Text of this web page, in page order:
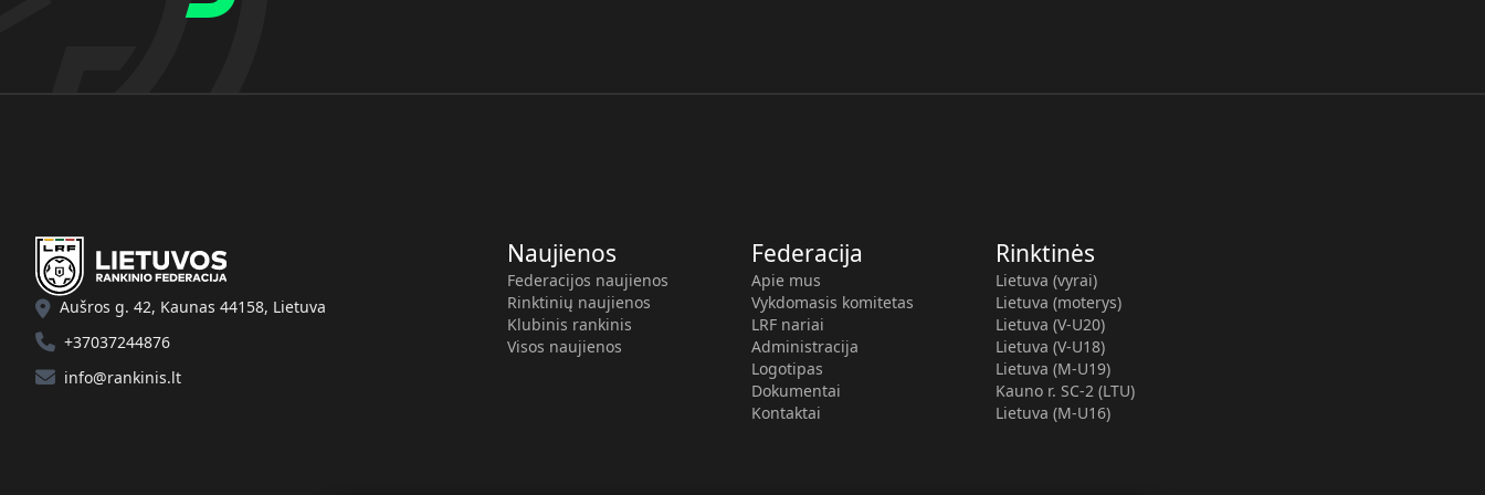
Aušros g. 42, Kaunas 44158, Lietuva
+37037244876
info@rankinis.lt
Naujienos
Federacijos naujienos
Rinktinių naujienos
Klubinis rankinis
Visos naujienos
Federacija
Apie mus
Vykdomasis komitetas
LRF nariai
Administracija
Logotipas
Dokumentai
Kontaktai
Rinktinės
Lietuva (vyrai)
Lietuva (moterys)
Lietuva (V-U20)
Lietuva (V-U18)
Lietuva (M-U19)
Kauno r. SC-2 (LTU)
Lietuva (M-U16)